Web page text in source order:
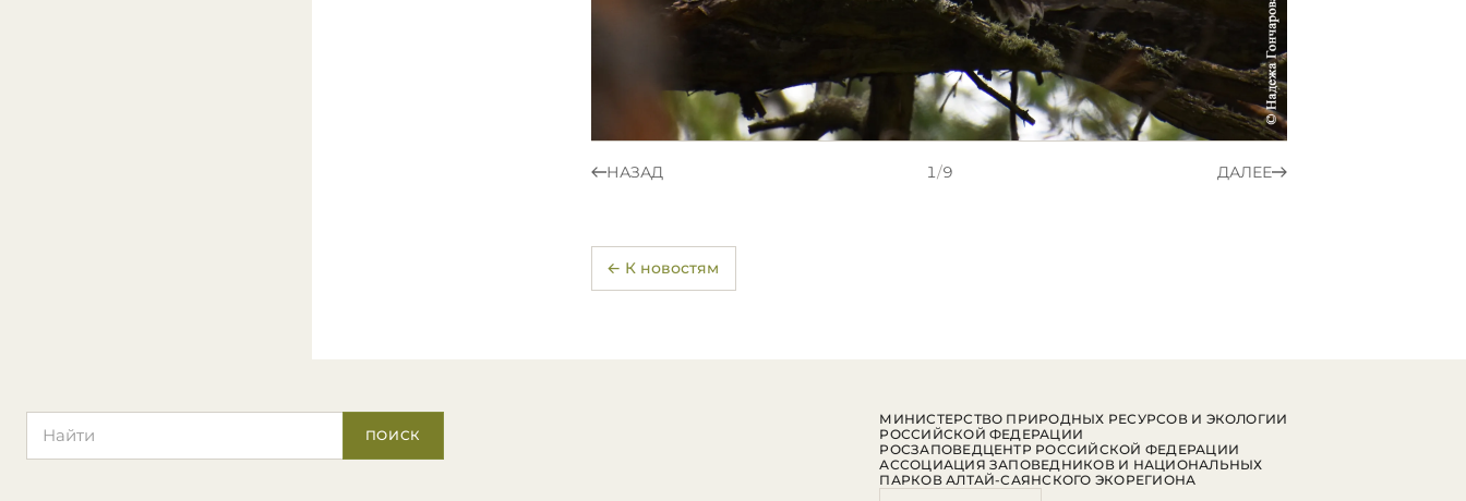
НАЗАД 1/9 ДАЛЕЕ
← К новостям
ПОИСК
МИНИСТЕРСТВО ПРИРОДНЫХ РЕСУРСОВ И ЭКОЛОГИИ
РОССИЙСКОЙ ФЕДЕРАЦИИ
РОСЗАПОВЕДЦЕНТР РОССИЙСКОЙ ФЕДЕРАЦИИ
АССОЦИАЦИЯ ЗАПОВЕДНИКОВ И НАЦИОНАЛЬНЫХ
ПАРКОВ АЛТАЙ-САЯНСКОГО ЭКОРЕГИОНА